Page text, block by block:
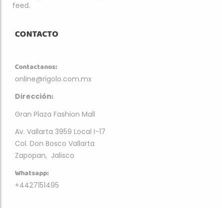
feed.
CONTACTO
Contactanos:
online@rigolo.com.mx
Dirección:
Gran Plaza Fashion Mall
Av. Vallarta 3959 Local I-17
Col. Don Bosco Vallarta
Zapopan, Jalisco
Whatsapp:
+4427151495